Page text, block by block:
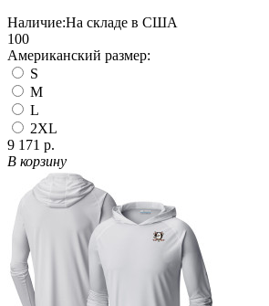
Наличие:На складе в США
100
Американский размер:
S
M
L
2XL
9 171 р.
В корзину